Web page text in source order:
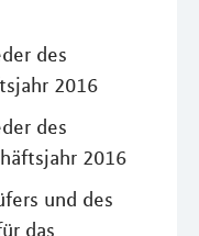
des
2016
des
2016
und des
das